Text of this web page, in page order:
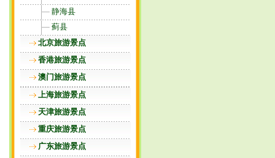
静海县
蓟县
北京旅游景点
香港旅游景点
澳门旅游景点
上海旅游景点
天津旅游景点
重庆旅游景点
广东旅游景点